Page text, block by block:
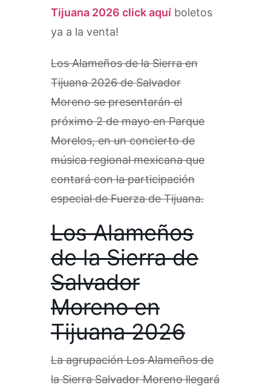
Tijuana 2026 click aquí boletos
ya a la venta!
Los Alameños de la Sierra en
Tijuana 2026 de Salvador
Moreno se presentarán el
próximo 2 de mayo en Parque
Morelos, en un concierto de
música regional mexicana que
contará con la participación
especial de Fuerza de Tijuana.
Los Alameños
de la Sierra de
Salvador
Moreno en
Tijuana 2026
La agrupación Los Alameños de
la Sierra Salvador Moreno llegará